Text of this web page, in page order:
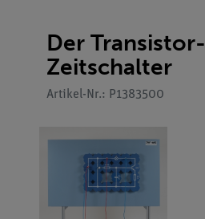
Der Transistor-
Zeitschalter
Artikel-Nr.: P1383500